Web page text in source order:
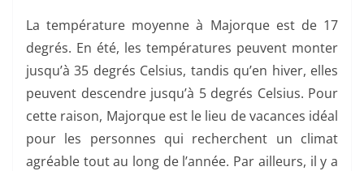
La température moyenne à Majorque est de 17
degrés. En été, les températures peuvent monter
jusqu’à 35 degrés Celsius, tandis qu’en hiver, elles
peuvent descendre jusqu’à 5 degrés Celsius. Pour
cette raison, Majorque est le lieu de vacances idéal
pour les personnes qui recherchent un climat
agréable tout au long de l’année. Par ailleurs, il y a